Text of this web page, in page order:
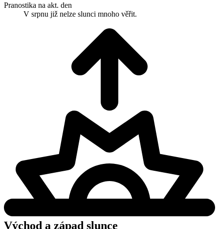
Pranostika na akt. den
V srpnu již nelze slunci mnoho věřit.
Východ a západ slunce